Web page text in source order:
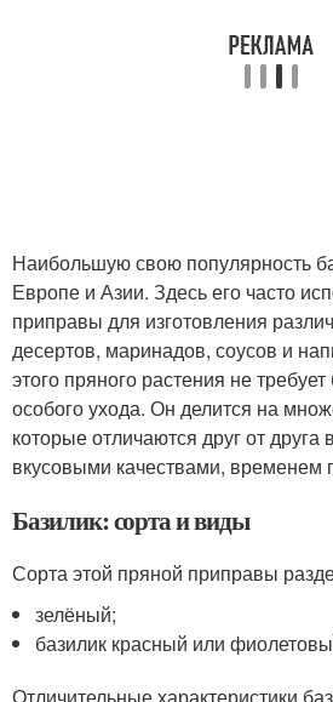
Наибольшую свою популярность
Европе и Азии. Здесь его часто
приправы для изготовления
десертов, маринадов, соусов и
этого пряного растения не
особого ухода. Он делится на
которые отличаются друг от
вкусовыми качествами, временем
Базилик: сорта и виды
Сорта этой пряной приправы
зелёный;
базилик красный или
Отличительные характеристики